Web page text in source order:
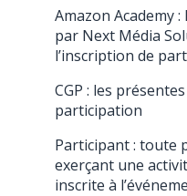
Amazon Academy
par Next Média
l’inscription de
CGP : les
participation
Participant : toute
exerçant une
inscrite à